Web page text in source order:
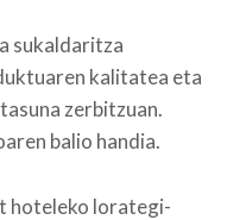
sukaldaritza
kalitatea eta
zerbitzuan.
balio handia.
hoteleko lorategi-